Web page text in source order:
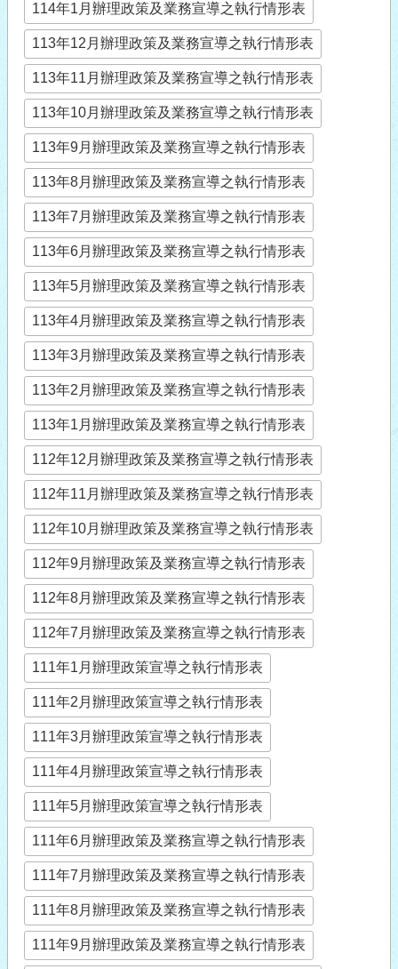
114年1月辦理政策及業務宣導之執行情形表
113年12月辦理政策及業務宣導之執行情形表
113年11月辦理政策及業務宣導之執行情形表
113年10月辦理政策及業務宣導之執行情形表
113年9月辦理政策及業務宣導之執行情形表
113年8月辦理政策及業務宣導之執行情形表
113年7月辦理政策及業務宣導之執行情形表
113年6月辦理政策及業務宣導之執行情形表
113年5月辦理政策及業務宣導之執行情形表
113年4月辦理政策及業務宣導之執行情形表
113年3月辦理政策及業務宣導之執行情形表
113年2月辦理政策及業務宣導之執行情形表
113年1月辦理政策及業務宣導之執行情形表
112年12月辦理政策及業務宣導之執行情形表
112年11月辦理政策及業務宣導之執行情形表
112年10月辦理政策及業務宣導之執行情形表
112年9月辦理政策及業務宣導之執行情形表
112年8月辦理政策及業務宣導之執行情形表
112年7月辦理政策及業務宣導之執行情形表
111年1月辦理政策宣導之執行情形表
111年2月辦理政策宣導之執行情形表
111年3月辦理政策宣導之執行情形表
111年4月辦理政策宣導之執行情形表
111年5月辦理政策宣導之執行情形表
111年6月辦理政策及業務宣導之執行情形表
111年7月辦理政策及業務宣導之執行情形表
111年8月辦理政策及業務宣導之執行情形表
111年9月辦理政策及業務宣導之執行情形表